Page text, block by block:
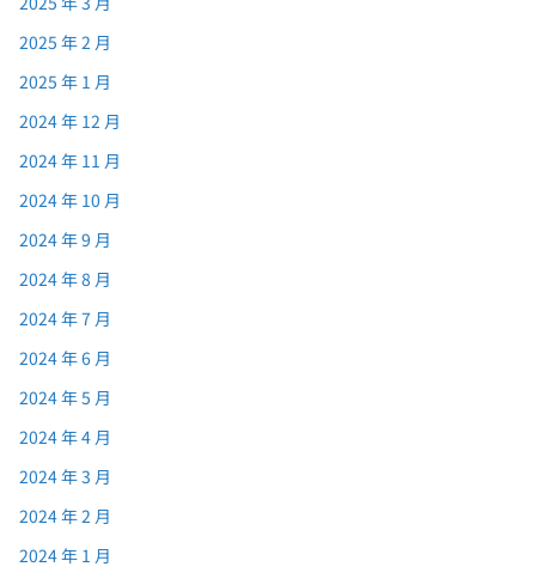
2025 年 2 月
2025 年 1 月
2024 年 12 月
2024 年 11 月
2024 年 10 月
2024 年 9 月
2024 年 8 月
2024 年 7 月
2024 年 6 月
2024 年 5 月
2024 年 4 月
2024 年 3 月
2024 年 2 月
2024 年 1 月